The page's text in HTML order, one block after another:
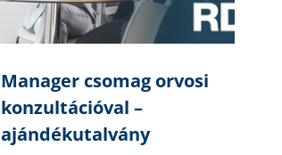
Manager csomag orvosi
konzultációval –
ajándékutalvány